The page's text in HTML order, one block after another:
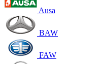
Ausa
BAW
FAW